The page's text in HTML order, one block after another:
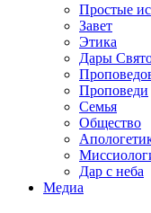
Простые
Завет
Этика
Дары
Проповеди
Семья
Общество
Дар с неба
Медиа